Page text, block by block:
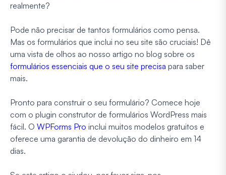
realmente?
Pode não precisar de tantos formulários como pensa.
Mas os formulários que inclui no seu site são cruciais! Dê
uma vista de olhos ao nosso artigo no blog sobre os
formulários essenciais que o seu site precisa para saber
mais.
Pronto para construir o seu formulário? Comece hoje
com o plugin construtor de formulários WordPress mais
fácil. O WPForms Pro inclui muitos modelos gratuitos e
oferece uma garantia de devolução do dinheiro em 14
dias.